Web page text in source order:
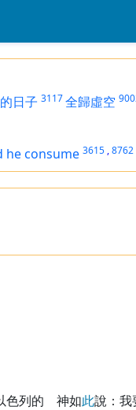
日子 3117全歸虛空
he consume 3615 ,8762
色列的 神如此說：我